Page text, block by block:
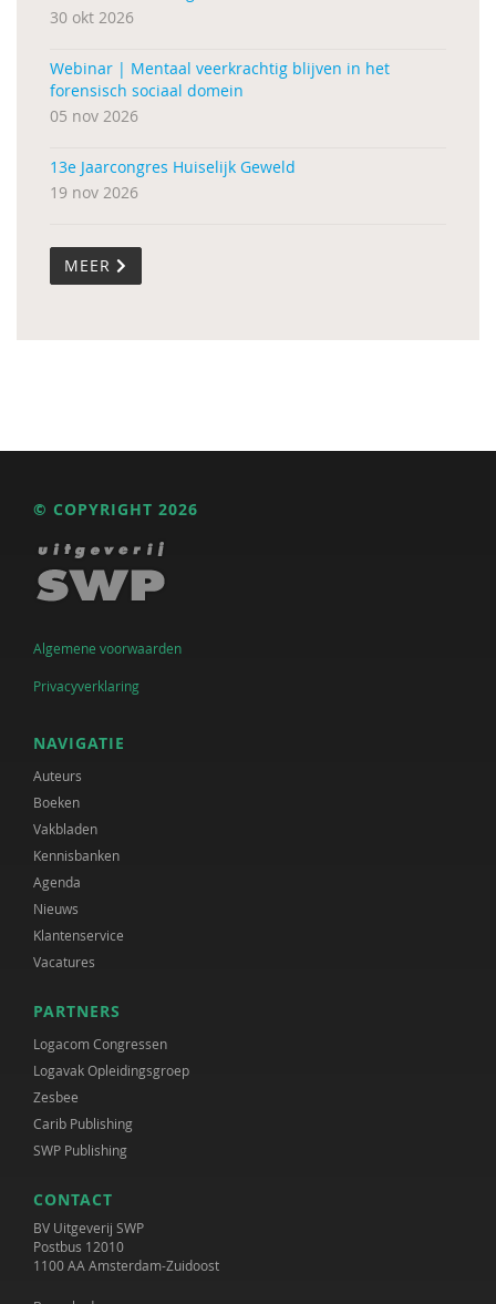
30 okt 2026
Webinar | Mentaal veerkrachtig blijven in het
forensisch sociaal domein
05 nov 2026
13e Jaarcongres Huiselijk Geweld
19 nov 2026
MEER
© COPYRIGHT 2026
Algemene voorwaarden
Privacyverklaring
NAVIGATIE
Auteurs
Boeken
Vakbladen
Kennisbanken
Agenda
Nieuws
Klantenservice
Vacatures
PARTNERS
Logacom Congressen
Logavak Opleidingsgroep
Zesbee
Carib Publishing
SWP Publishing
CONTACT
BV Uitgeverij SWP
Postbus 12010
1100 AA Amsterdam-Zuidoost